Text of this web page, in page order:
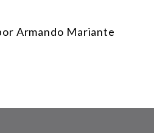
Armando Mariante